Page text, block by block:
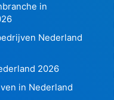
in
Nederland
2026
in Nederland